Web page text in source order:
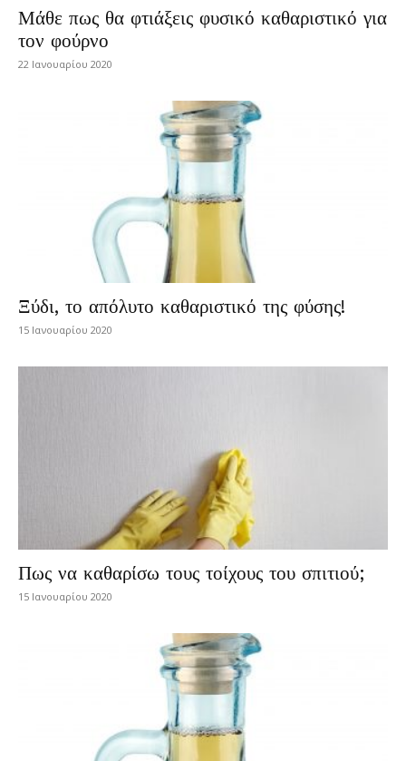
Μάθε πως θα φτιάξεις φυσικό καθαριστικό για
τον φούρνο
22 Ιανουαρίου 2020
Ξύδι, το απόλυτο καθαριστικό της φύσης!
15 Ιανουαρίου 2020
Πως να καθαρίσω τους τοίχους του σπιτιού;
15 Ιανουαρίου 2020